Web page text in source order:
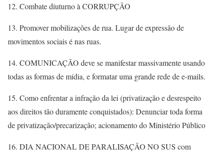
12. Combate diuturno à CORRUPÇÃO
13. Promover mobilizações de rua. Lugar de expressão de
movimentos sociais é nas ruas.
14. COMUNICAÇÃO deve se manifestar massivamente usando
todas as formas de mídia, e formatar uma grande rede de e-mails.
15. Como enfrentar a infração da lei (privatização e desrespeito
aos direitos tão duramente conquistados): Denunciar toda forma
de privatização/precarização; acionamento do Ministério Público
16. DIA NACIONAL DE PARALISAÇÃO NO SUS com